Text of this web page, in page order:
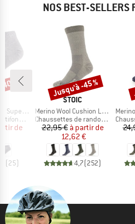
NOS BEST-SELLERS
No Show
réduit
de
(25)
%
MARQUE
STOIC
Article
Merino Wool Cushion Light Socks
Product group
Chaussettes de randonnée
Prix
22,95 € Prix réduit
à partir de
12,62 €
4,7(252)
Remise
Jusqu'à -45 %
Article
Merino